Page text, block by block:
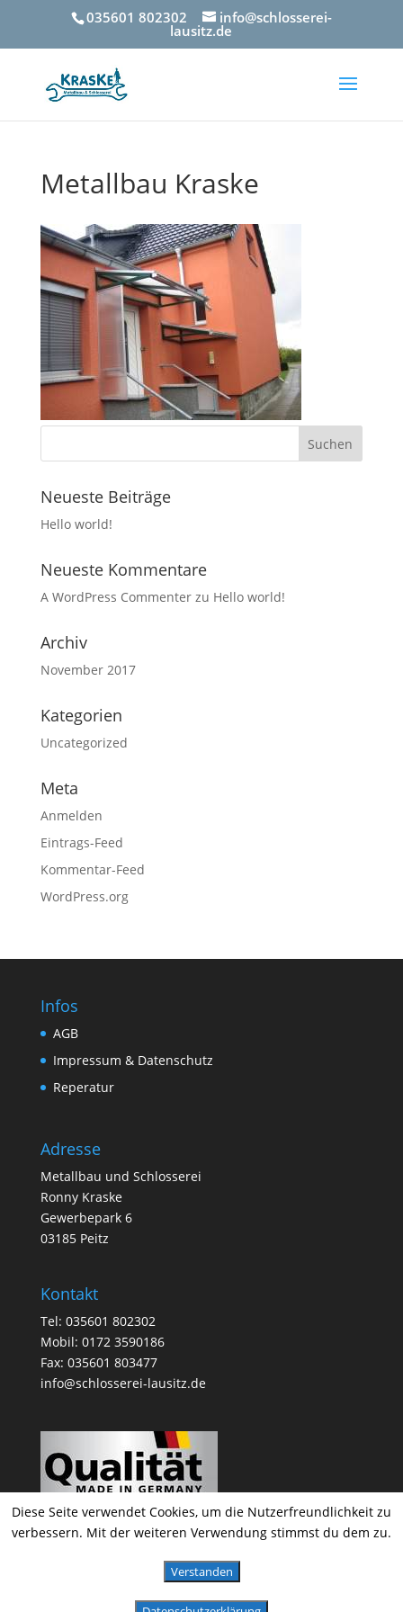
035601 802302 info@schlosserei-
lausitz.de
Metallbau Kraske
Neueste Beiträge
Hello world!
Neueste Kommentare
A WordPress Commenterzu Hello world!
Archiv
November 2017
Kategorien
Uncategorized
Meta
Anmelden
Eintrags-Feed
Kommentar-Feed
WordPress.org
Infos
AGB
Impressum & Datenschutz
Reperatur
Adresse
Metallbau und Schlosserei
Ronny Kraske
Gewerbepark 6
03185 Peitz
Kontakt
Tel: 035601 802302
Mobil: 0172 3590186
Fax: 035601 803477
info@schlosserei-lausitz.de
Metallbau & Schlosserei Kraske 2020
Diese Seite verwendet Cookies, um die Nutzerfreundlichkeit zu
verbessern. Mit der weiteren Verwendung stimmst du dem zu.
Verstanden